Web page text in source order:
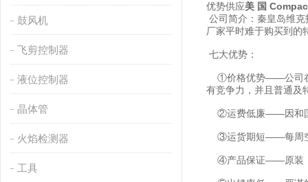
鼓风机
飞剪控制器
液位控制器
晶体管
火焰检测器
工具
优势供应美 国
公司简介：秦皇岛维
厂家平时难于购买到的
七大优势：
①价格优势——公司在
有竞争力，并且普通及
②运费低廉——因和国
③运货期短——每周空
④产品保证——原装